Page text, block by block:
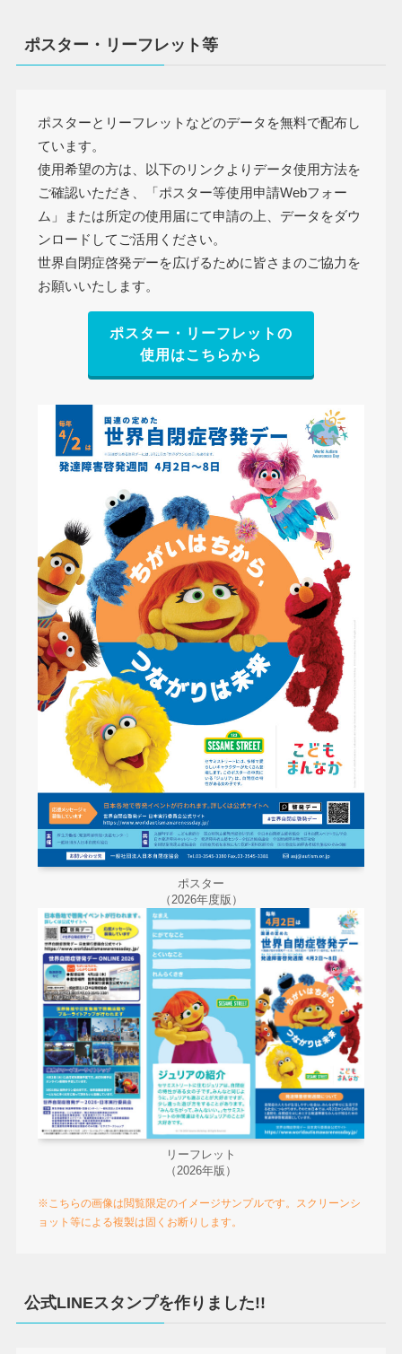
ポスター・リーフレット等
ポスターとリーフレットなどのデータを無料で配布し
ています。
使用希望の方は、以下のリンクよりデータ使用方法を
ご確認いただき、「ポスター等使用申請Webフォー
ム」または所定の使用届にて申請の上、データをダウ
ンロードしてご活用ください。
世界自閉症啓発デーを広げるために皆さまのご協力を
お願いいたします。
ポスター・リーフレットの
使用はこちらから
ポスター
（2026年度版）
リーフレット
（2026年版）
※こちらの画像は閲覧限定のイメージサンプルです。スクリーンシ
ョット等による複製は固くお断りします。
公式LINEスタンプを作りました!!